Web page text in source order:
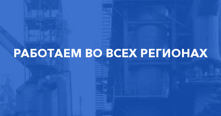
РАБОТАЕМ ВО ВСЕХ РЕГИОНАХ